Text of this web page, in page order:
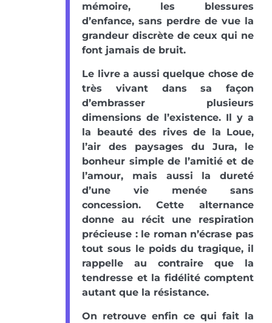
mémoire, les blessures
d’enfance, sans perdre de vue la
grandeur discrète de ceux qui ne
font jamais de bruit.
Le livre a aussi quelque chose de
très vivant dans sa façon
d’embrasser plusieurs
dimensions de l’existence. Il y a
la beauté des rives de la Loue,
l’air des paysages du Jura, le
bonheur simple de l’amitié et de
l’amour, mais aussi la dureté
d’une vie menée sans
concession. Cette alternance
donne au récit une respiration
précieuse : le roman n’écrase pas
tout sous le poids du tragique, il
rappelle au contraire que la
tendresse et la fidélité comptent
autant que la résistance.
On retrouve enfin ce qui fait la